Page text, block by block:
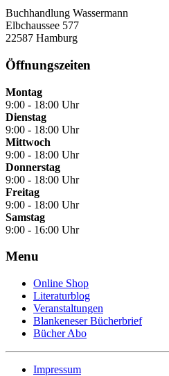
Buchhandlung Wassermann
Elbchaussee 577
22587 Hamburg
Öffnungszeiten
Montag
9:00 - 18:00 Uhr
Dienstag
9:00 - 18:00 Uhr
Mittwoch
9:00 - 18:00 Uhr
Donnerstag
9:00 - 18:00 Uhr
Freitag
9:00 - 18:00 Uhr
Samstag
9:00 - 16:00 Uhr
Menu
Online Shop
Literaturblog
Veranstaltungen
Blankeneser Bücherbrief
Bücher Abo
Impressum